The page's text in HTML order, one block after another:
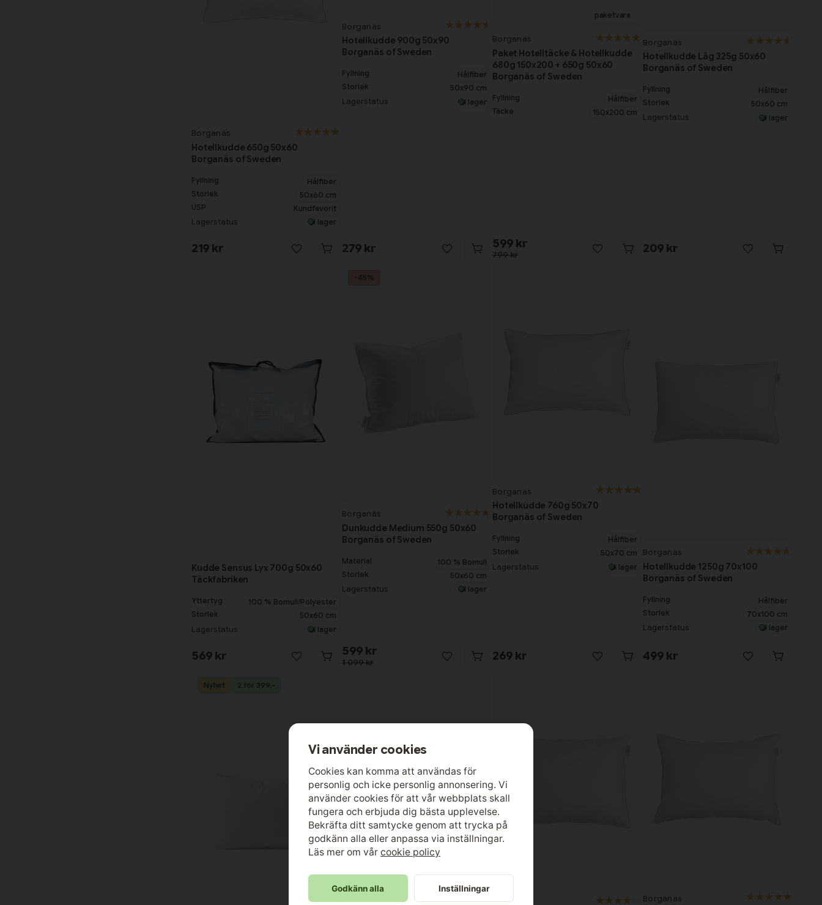
Borganäs
Hotellkudde 650g 50x60
Borganäs of Sweden
Fyllning
Hålfiber
Storlek
50x60 cm
USP
Kundfavorit
Lagerstatus I lager
219 kr
Borganäs
Hotellkudde 900g 50x90
Borganäs of Sweden
Fyllning
Hålfiber
Storlek
50x90 cm
Lagerstatus I lager
279 kr
Borganäs
Paket Hotelltäcke & Hotellkudde
680g 150x200 + 650g 50x60
Borganäs of Sweden
Fyllning
Hålfiber
Täcke
150x200 cm
799 kr
599 kr
Borganäs
Hotellkudde Låg 325g 50x60
Borganäs of Sweden
Fyllning
Hålfiber
Storlek
50x60 cm
Lagerstatus I lager
209 kr
Kudde Sensus Lyx 700g 50x60
Täckfabriken
Yttertyg
100 % Bomull/Polyester
Storlek
50x60 cm
Lagerstatus I lager
569 kr
Borganäs
Dunkudde Medium 550g 50x60
Borganäs of Sweden
Material
100 % Bomull
Storlek
50x60 cm
Lagerstatus I lager
1 099 kr
599 kr
-45%
Borganäs
Hotellkudde 760g 50x70
Borganäs of Sweden
Fyllning
Hålfiber
Storlek
50x70 cm
Lagerstatus I lager
269 kr
Borganäs
Hotellkudde 1250g 70x100
Borganäs of Sweden
Fyllning
Hålfiber
Storlek
70x100 cm
Lagerstatus I lager
499 kr
Nyhet 2 för 399,-
Borganäs Borganäs
Vi använder cookies
Cookies kan komma att användas för
personlig och icke personlig annonsering. Vi
använder cookies för att vår webbplats skall
fungera och erbjuda dig bästa upplevelse.
Bekräfta ditt samtycke genom att trycka på
godkänn alla eller anpassa via inställningar.
Läs mer om vår cookie policy
Godkänn alla Inställningar